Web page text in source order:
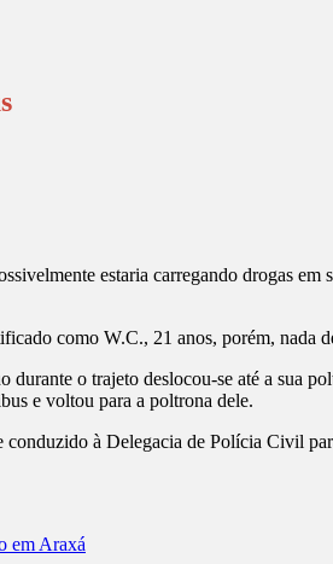
estaria carregando drogas em
como W.C., 21 anos, porém, nada
o trajeto deslocou-se até a sua
e voltou para a poltrona dele.
à Delegacia de Polícia Civil